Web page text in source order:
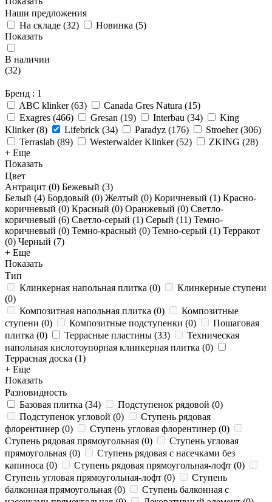
Наши предложения
На складе (32) Новинка (5)
Показать
В наличии
(32)
Бренд : 1
ABC klinker(63) Canada Gres Natura (15)
Exagres (466) Gresan (19) Interbau (34)
King
Klinker(8) Lifebrick (34) Paradyz (176) Stroeher(306)
Terraslab (89) Westerwalder Klinker(52) ZKING (28)
+ Еще
Показать
Цвет
Антрацит (0) Бежевый (3)
Белый (4) Бордовый (0) Желтый (0) Коричневый (1) Красно-
коричневый (0) Красный (0) Оранжевый (0) Светло-
коричневый (6) Светло-серый (1) Серый (11) Темно-
коричневый (0) Темно-красный (0) Темно-серый (1) Терракот
(0) Черный (7)
+ Еще
Показать
Тип
Клинкерная напольная плитка (0)
Клинкерные ступени
(0)
Композитная напольная плитка (0)
Композитные
ступени (0) Композитные подступенки (0)
Пошаговая
плитка (0) Террасные пластины (33)
Техническая
напольная кислотоупорная клинкерная плитка (0)
Террасная доска (1)
+ Еще
Показать
Разновидность
Базовая плитка (34) Подступенок рядовой (0)
Подступенок угловой (0)
Ступень рядовая
флорентинер (0) Ступень угловая флорентинер (0)
Ступень рядовая прямоугольная (0)
Ступень угловая
прямоугольная (0)
Ступень рядовая с насечками без
капиноса (0) Ступень рядовая прямоугольная-лофт (0)
Ступень угловая прямоугольная-лофт (0)
Ступень
балконная прямоугольная (0)
Ступень балконная с